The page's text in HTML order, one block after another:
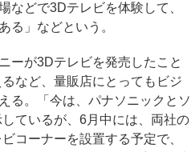
などで3Dテレビを体験して、
る」などという。
ーが3Dテレビを発売したこと
など、量販店にとってもビジ
る。「今は、パナソニックとソ
ているが、6月中には、両社の
コーナーを設置する予定で、